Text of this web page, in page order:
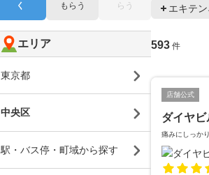
エキテ
593 件
店舗公式
ダイヤ
痛みにしっか
く
もらう
らう
エリア
東京都
中央区
駅・バス停・町域から探す